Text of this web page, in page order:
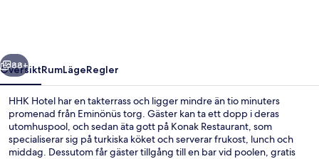
Nästa
88+
ÖversiktRumLägeRegler
HHK Hotel har en takterrass och ligger mindre än tio minuters
promenad från Eminönüs torg. Gäster kan ta ett dopp i deras
utomhuspool, och sedan äta gott på Konak Restaurant, som
specialiserar sig på turkiska köket och serverar frukost, lunch och
middag. Dessutom får gäster tillgång till en bar vid poolen, gratis